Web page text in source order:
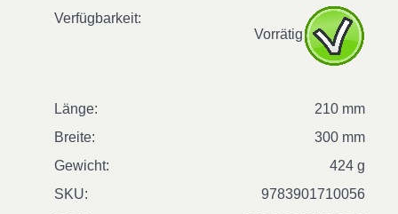
Verfügbarkeit:
Vorrätig
Länge:
210 mm
Breite:
300 mm
Gewicht:
424 g
SKU:
9783901710056